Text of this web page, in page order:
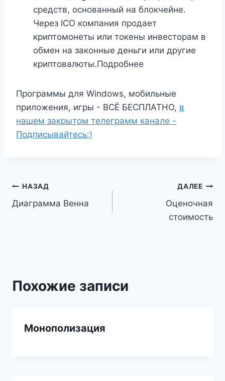
средств, основанный на блокчейне.
Через ICO компания продает
криптомонеты или токены инвесторам в
обмен на законные деньги или другие
криптовалюты.Подробнее
Программы для Windows, мобильные
приложения, игры - ВСЁ БЕСПЛАТНО, в
нашем закрытом телеграмм канале -
Подписывайтесь:)
Навигация
по
НАЗАД
Диаграмма Венна
ДАЛЕЕ
Оценочная
стоимость
Похожие записи
Монополизация